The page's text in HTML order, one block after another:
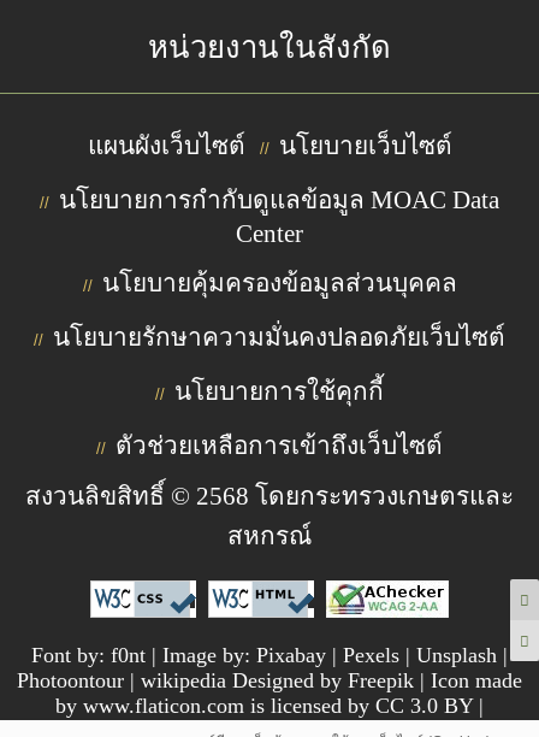
หน่วยงานในสังกัด
แผนผังเว็บไซต์ // นโยบายเว็บไซต์
// นโยบายการกำกับดูแลข้อมูล MOAC Data
Center
// นโยบายคุ้มครองข้อมูลส่วนบุคคล
// นโยบายรักษาความมั่นคงปลอดภัยเว็บไซต์
// นโยบายการใช้คุกกี้
// ตัวช่วยเหลือการเข้าถึงเว็บไซต์
สงวนลิขสิทธิ์ © 2568 โดยกระทรวงเกษตรและ
สหกรณ์
Font by: f0nt | Image by: Pixabay | Pexels | Unsplash |
Photoontour | wikipedia Designed by Freepik | Icon made
by www.flaticon.com is licensed by CC 3.0 BY |
pngtree.com